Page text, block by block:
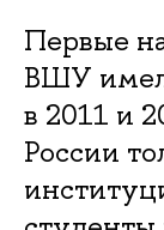
Первые
ВШУ
в 2011 и
России